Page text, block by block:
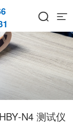
 
测试仪